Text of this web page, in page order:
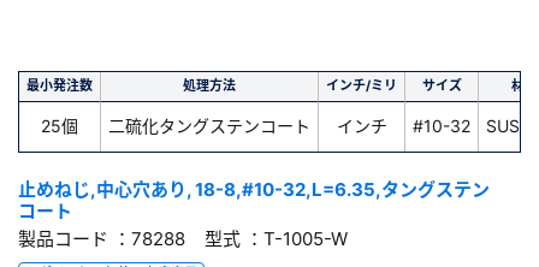
最小発注数 処理方法 インチ/ミリ サイズ 材質
25個 二硫化タングステンコート インチ #10-32 SUS
止めねじ,中心穴あり, 18-8,#10-32,L=6.35,タングステン
コート
製品コード ：78288 型式 ：T-1005-W